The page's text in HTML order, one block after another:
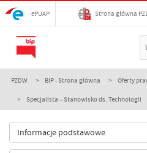
ePUAP Strona główna
PZDW BIP - Strona główna Oferty
Specjalista – Stanowisko ds. Technologii
Informacje podstawowe